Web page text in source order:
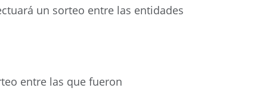
un sorteo entre las entidades
entre las que fueron